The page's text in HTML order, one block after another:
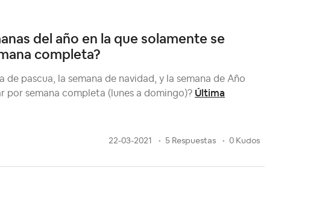
del año en la que solamente se
completa?
de pascua, la semana de navidad, y la semana de Año
por semana completa (lunes a domingo)? Última
22-03-2021 5 Respuestas 0 Kudos